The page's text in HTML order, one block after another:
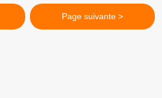
Page suivante >